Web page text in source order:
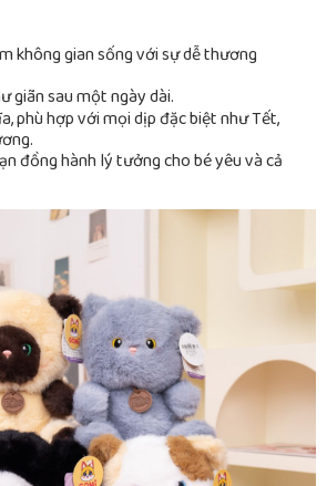
không gian sống với sự dễ thương
giãn sau một ngày dài.
phù hợp với mọi dịp đặc biệt như Tết,
đồng hành lý tưởng cho bé yêu và cả